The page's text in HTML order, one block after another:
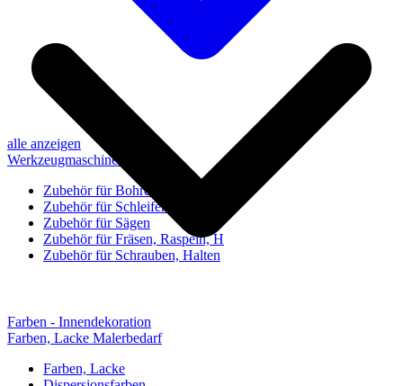
alle anzeigen
Werkzeugmaschinen-Zubehör
Zubehör für Bohren, Bohrhilfen
Zubehör für Schleifen, Poliere
Zubehör für Sägen
Zubehör für Fräsen, Raspeln, H
Zubehör für Schrauben, Halten
Farben - Innendekoration
Farben, Lacke Malerbedarf
Farben, Lacke